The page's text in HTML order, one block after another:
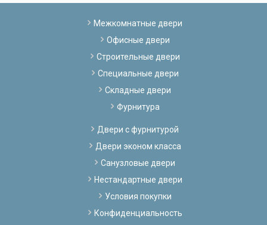
Межкомнатные двери
Офисные двери
Строительные двери
Специальные двери
Складные двери
Фурнитура
Двери с фурнитурой
Двери эконом класса
Санузловые двери
Нестандартные двери
Условия покупки
Конфиденциальность